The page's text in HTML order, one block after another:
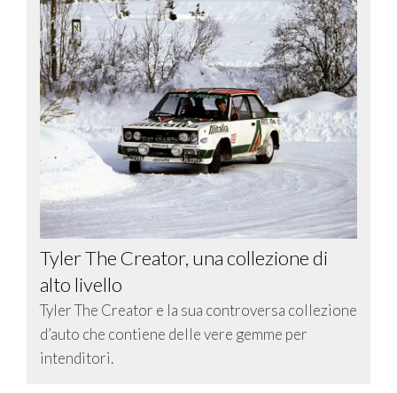
Tyler The Creator, una collezione di
alto livello
Tyler The Creator e la sua controversa collezione
d’auto che contiene delle vere gemme per
intenditori.